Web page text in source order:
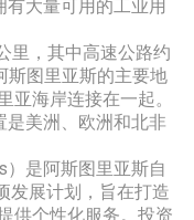
大量可用的工业用
里，其中高速公路约
斯图里亚斯的主要地
亚海岸连接在一起。
是美洲、欧洲和北非
是阿斯图里亚斯自
发展计划，旨在打造
供个性化服务。投资